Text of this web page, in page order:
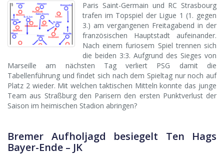
Paris Saint-Germain und RC Strasbourg
trafen im Topspiel der Ligue 1 (1. gegen
3.) am vergangenen Freitagabend in der
französischen Hauptstadt aufeinander.
Nach einem furiosem Spiel trennen sich
die beiden 3:3. Aufgrund des Sieges von
Marseille am nächsten Tag verliert PSG damit die
Tabellenführung und findet sich nach dem Spieltag nur noch auf
Platz 2 wieder. Mit welchen taktischen Mitteln konnte das junge
Team aus Straßburg den Parisern den ersten Punktverlust der
Saison im heimischen Stadion abringen?
Bremer Aufholjagd besiegelt Ten Hags
Bayer-Ende – JK